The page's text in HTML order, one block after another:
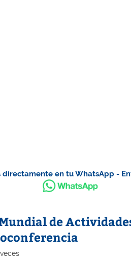
directamente en tu WhatsApp -
de